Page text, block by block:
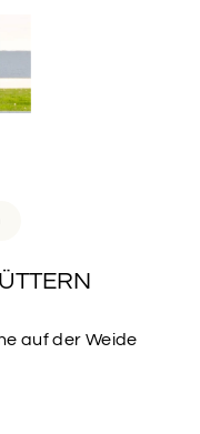
auf der Weide